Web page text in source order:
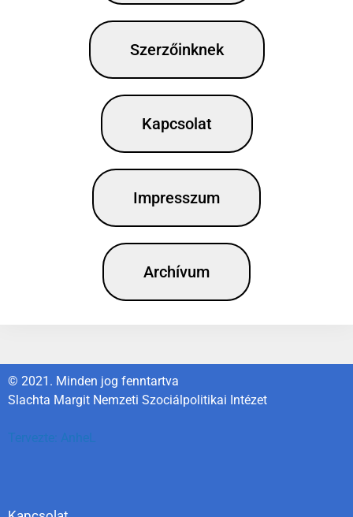
Szerzőinknek
Kapcsolat
Impresszum
Archívum
© 2021. Minden jog fenntartva
Slachta Margit Nemzeti Szociálpolitikai Intézet
Tervezte: AnheL